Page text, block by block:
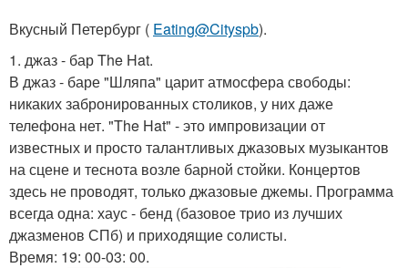
Вкусный Петербург ( Eating@Cityspb).
1. джаз - бар The Hat.
В джаз - баре "Шляпа" царит атмосфера свободы:
никаких забронированных столиков, у них даже
телефона нет. "The Hat" - это импровизации от
известных и просто талантливых джазовых музыкантов
на сцене и теснота возле барной стойки. Концертов
здесь не проводят, только джазовые джемы. Программа
всегда одна: хаус - бенд (базовое трио из лучших
джазменов СПб) и приходящие солисты.
Время: 19: 00-03: 00.